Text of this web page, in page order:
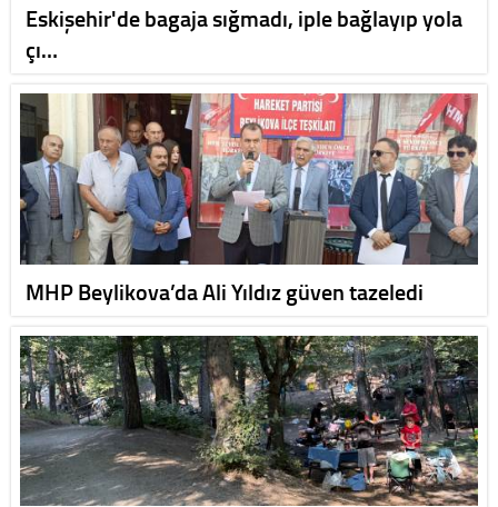
Eskişehir'de bagaja sığmadı, iple bağlayıp yola
çı…
MHP Beylikova’da Ali Yıldız güven tazeledi